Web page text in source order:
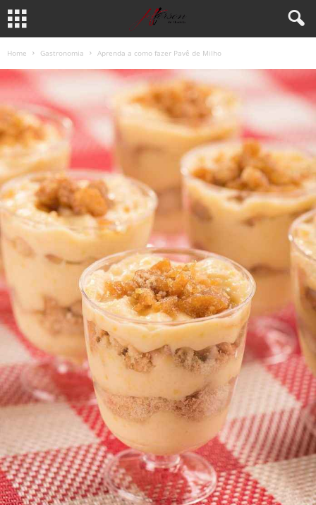
Home Gastronomia Aprenda a como fazer Pavê de Milho